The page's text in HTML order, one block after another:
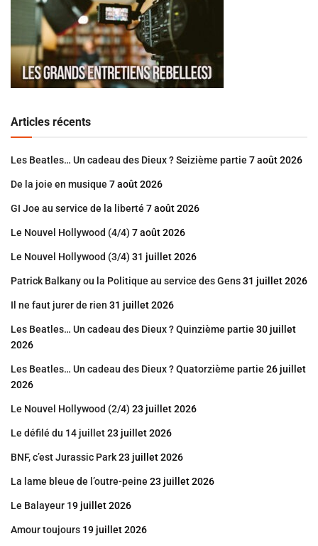
Articles récents
Les Beatles… Un cadeau des Dieux ? Seizième partie 7 août 2026
De la joie en musique 7 août 2026
GI Joe au service de la liberté 7 août 2026
Le Nouvel Hollywood (4/4) 7 août 2026
Le Nouvel Hollywood (3/4) 31 juillet 2026
Patrick Balkany ou la Politique au service des Gens31 juillet 2026
Il ne faut jurer de rien 31 juillet 2026
Les Beatles… Un cadeau des Dieux ? Quinzième partie 30 juillet
2026
Les Beatles… Un cadeau des Dieux ? Quatorzième partie 26 juillet
2026
Le Nouvel Hollywood (2/4) 23 juillet 2026
Le défilé du 14 juillet23 juillet 2026
BNF, c’est Jurassic Park23 juillet 2026
La lame bleue de l’outre-peine 23 juillet 2026
Le Balayeur 19 juillet 2026
Amour toujours 19 juillet 2026